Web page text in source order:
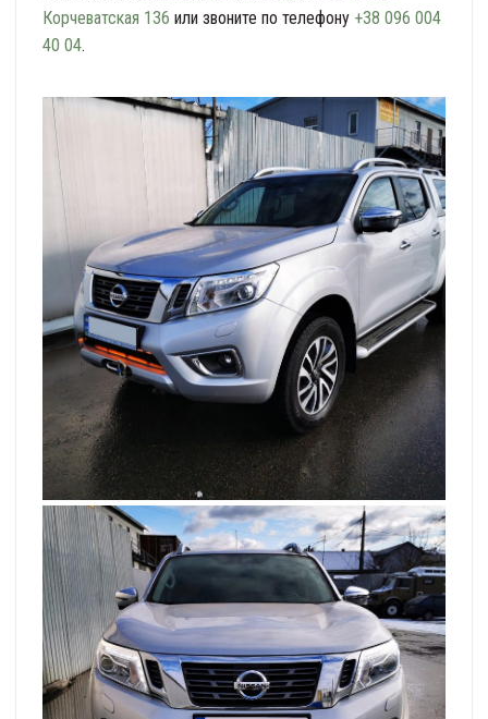
Корчеватская 136 или звоните по телефону +38 096 004
40 04.